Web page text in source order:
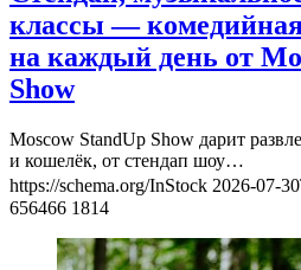
классы —
на каждый день от
Show
Moscow StandUp Show дарит
и кошелёк, от стендап шоу…
https://schema.org/InStock 2026-07-
656466 1814